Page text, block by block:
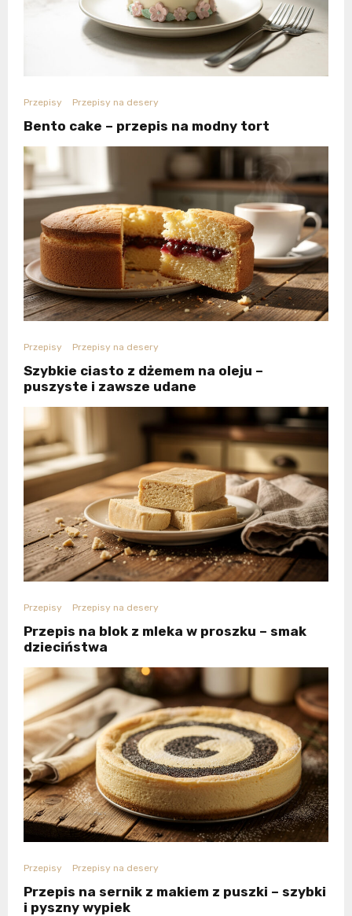
Przepisy Przepisy na desery
Bento cake – przepis na modny tort
Przepisy Przepisy na desery
Szybkie ciasto z dżemem na oleju –
puszyste i zawsze udane
Przepisy Przepisy na desery
Przepis na blok z mleka w proszku – smak
dzieciństwa
Przepisy Przepisy na desery
Przepis na sernik z makiem z puszki – szybki
i pyszny wypiek